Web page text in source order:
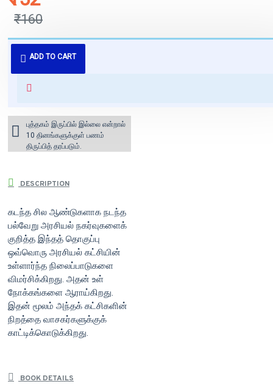
₹160
ADD TO CART
புத்தகம் 3 - 7 நாட்களில் அனுப்பி
வைக்கப்படும்.
for orders above ₹1000 within
புத்தகம் இருப்பில் இல்லை என்றால்
10 தினங்களுக்குள் பணம்
திருப்பித் தரப்படும்.
DESCRIPTION
கடந்த சில ஆண்டுகளாக நடந்த
பல்வேறு அரசியல் நகர்வுகளைக்
குறித்த இந்தத் தொகுப்பு
ஒவ்வொரு அரசியல் கட்சியின்
உள்ளார்ந்த நிலைப்பாடுகளை
விமர்சிக்கிறது. அதன் உள்
நோக்கங்களை ஆராய்கிறது.
இதன் மூலம் அந்தக் கட்சிகளின்
நிறத்தை வாசகர்களுக்குக்
காட்டிக்கொடுக்கிறது.
BOOK DETAILS